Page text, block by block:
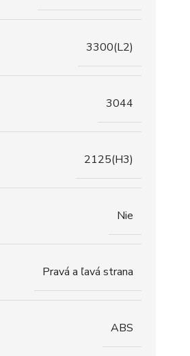
3300(L2)
3044
2125(H3)
Nie
Pravá a ľavá strana
ABS